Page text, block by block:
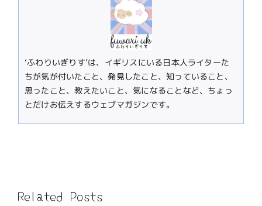
‘ふわりいぎりす’は、イギリスにいる日本人ライターた
ちが気が付いたこと、発見したこと、知っていること、
思ったこと、教えたいこと、気になることなど、ちょっ
とだけお伝えするウェブマガジンです。
Related Posts